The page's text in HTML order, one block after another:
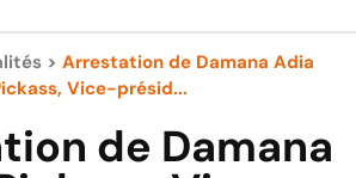
> Arrestation de Damana Adia
Vice-présid...
de Damana